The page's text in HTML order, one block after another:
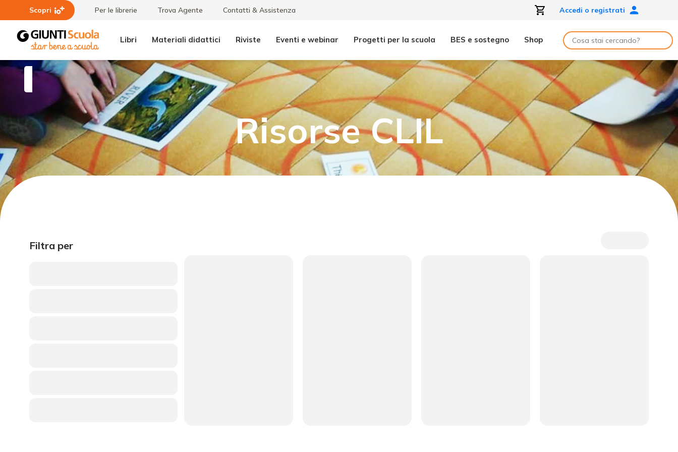
Scopri Per le librerie Trova Agente Contatti & Assistenza Accedi o registrati
Libri Materiali didattici Riviste Eventi e webinar Progetti per la scuola BES e sostegno Shop
Temi in
evidenza
CLIL
RisorseCLIL
Filtra per